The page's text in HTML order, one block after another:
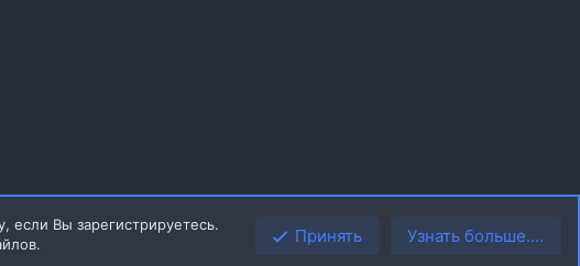
если Вы зарегистрируетесь.
Принять Узнать больше.…